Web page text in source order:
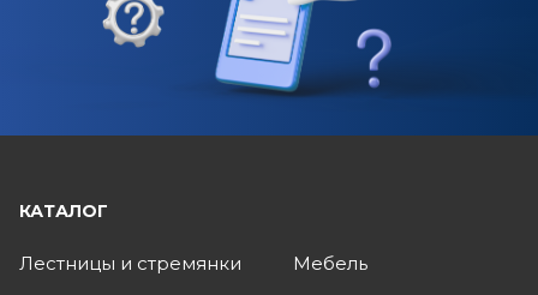
КАТАЛОГ
Лестницы и стремянки
Мебель